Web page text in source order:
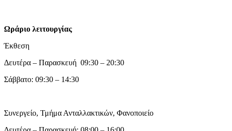
Ωράριο λειτουργίας
Έκθεση
Δευτέρα – Παρασκευή 09:30 – 20:30
Σάββατο: 09:30 – 14:30
Συνεργείο, Τμήμα Ανταλλακτικών, Φανοποιείο